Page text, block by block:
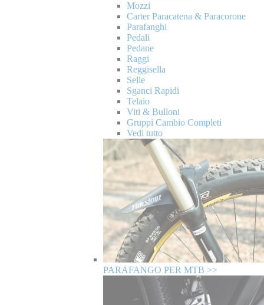
Mozzi
Carter Paracatena & Paracorone
Parafanghi
Pedali
Pedane
Raggi
Reggisella
Selle
Sganci Rapidi
Telaio
Viti & Bulloni
Gruppi Cambio Completi
Vedi tutto
PARAFANGO PER MTB >>